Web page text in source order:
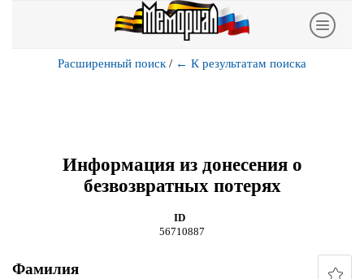
Расширенный поиск / ← К результатам поиска
Информация из донесения о
безвозвратных потерях
ID
56710887
Фамилия